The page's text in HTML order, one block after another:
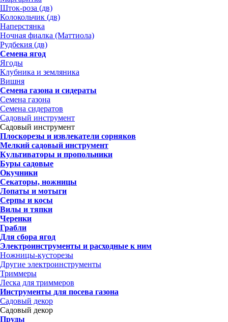
Шток-роза (дв)
Колокольчик (дв)
Наперстянка
Ночная фиалка (Маттиола)
Рудбекия (дв)
Семена ягод
Ягоды
Клубника и земляника
Вишня
Семена газона и сидераты
Семена газона
Семена сидератов
Садовый инструмент
Садовый инструмент
Плоскорезы и извлекатели сорняков
Мелкий садовый инструмент
Культиваторы и пропольники
Буры садовые
Окучники
Секаторы, ножницы
Лопаты и мотыги
Серпы и косы
Вилы и тяпки
Черенки
Грабли
Для сбора ягод
Электроинструменты и расходные к ним
Ножницы-кусторезы
Другие электроинструменты
Триммеры
Леска для триммеров
Инструменты для посева газона
Садовый декор
Садовый декор
Пруды